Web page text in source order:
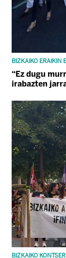
BIZKAIKO ERAIKIN
“Ez dugu
irabazten
BIZKAIKO